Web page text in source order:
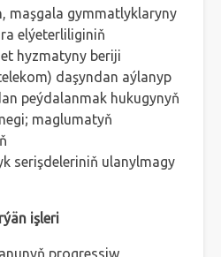
maşgala gymmatlyklaryny
elýeterliliginiň
hyzmatyny beriji
daşyndan aýlanyp
peýdalanmak hukugynyň
maglumatyň
serişdeleriniň ulanylmagy
işleri
progressiw